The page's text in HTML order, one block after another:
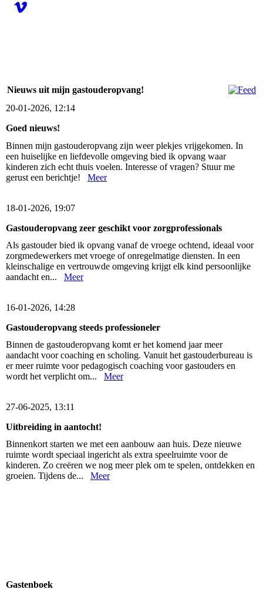
Nieuws uit mijn gastouderopvang!
20-01-2026, 12:14
Goed nieuws!
Binnen mijn gastouderopvang zijn weer plekjes vrijgekomen. In
een huiselijke en liefdevolle omgeving bied ik opvang waar
kinderen zich echt thuis voelen. Interesse of vragen? Stuur me
gerust een berichtje! Meer
18-01-2026, 19:07
Gastouderopvang zeer geschikt voor zorgprofessionals
Als gastouder bied ik opvang vanaf de vroege ochtend, ideaal voor
zorgmedewerkers met vroege of onregelmatige diensten. In een
kleinschalige en vertrouwde omgeving krijgt elk kind persoonlijke
aandacht en... Meer
16-01-2026, 14:28
Gastouderopvang steeds professioneler
Binnen de gastouderopvang komt er het komend jaar meer
aandacht voor coaching en scholing. Vanuit het gastouderbureau is
er meer ruimte voor pedagogisch coaching voor gastouders en
wordt het verplicht om... Meer
27-06-2025, 13:11
Uitbreiding in aantocht!
Binnenkort starten we met een aanbouw aan huis. Deze nieuwe
ruimte wordt speciaal ingericht als extra speelruimte voor de
kinderen. Zo creëren we nog meer plek om te spelen, ontdekken en
groeien. Tijdens de... Meer
Gastenboek